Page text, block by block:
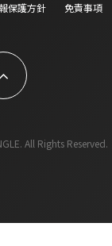
保護方針 免責事項
All Rights Reserved.